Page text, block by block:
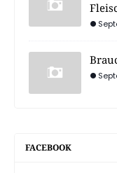
FACEBOOK